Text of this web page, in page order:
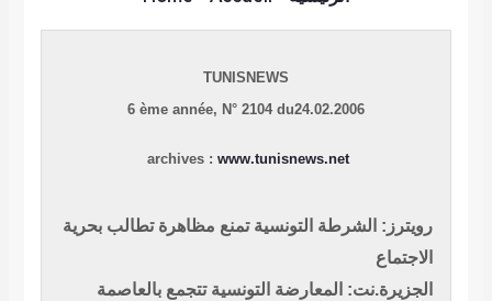
TUNISNEWS
6 ème année, N° 2104 du24.02.2006
archives :www.tunisnews.net
رويترز: الشرطة التونسية تمنع مظاهرة تطالب بحرية
الاجتماع
الجزيرة.نت: المعارضة التونسية تتجمع بالعاصمة